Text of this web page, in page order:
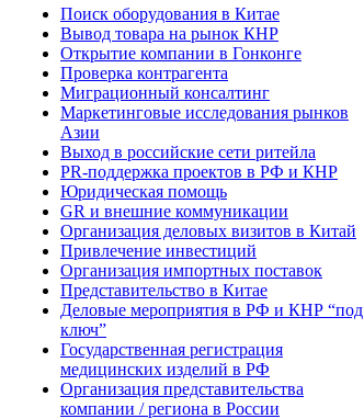
Поиск оборудования в Китае
Вывод товара на рынок КНР
Открытие компании в Гонконге
Проверка контрагента
Миграционный консалтинг
Маркетинговые исследования рынков
Азии
Выход в российские сети ритейла
PR-поддержка проектов в РФ и КНР
Юридическая помощь
GR и внешние коммуникации
Организация деловых визитов в Китай
Привлечение инвестиций
Организация импортных поставок
Представительство в Китае
Деловые мероприятия в РФ и КНР “под
ключ”
Государственная регистрация
медицинских изделий в РФ
Организация представительства
компании / региона в России